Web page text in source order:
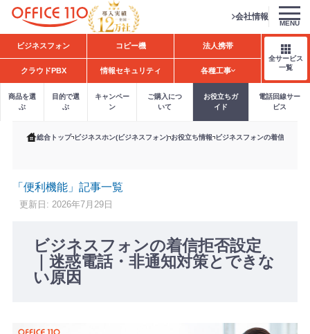
H
o
会社情報
MENU
ビジネスフォン コピー機 法人携帯
クラウドPBX 情報セキュリティ 各種工事
全サービス
一覧
商品を選
ぶ
目的で選
ぶ
キャンペー
ン
ご購入につ
いて
お役立ちガ
イド
電話回線サー
ビス
総合トップ ビジネスホン(ビジネスフォン) お役立ち情報 ビジネスフォンの着信拒否設
「便利機能」記事一覧
更新日: 2026年7月29日
ビジネスフォンの着信拒否設定
｜迷惑電話・非通知対策とできな
い原因